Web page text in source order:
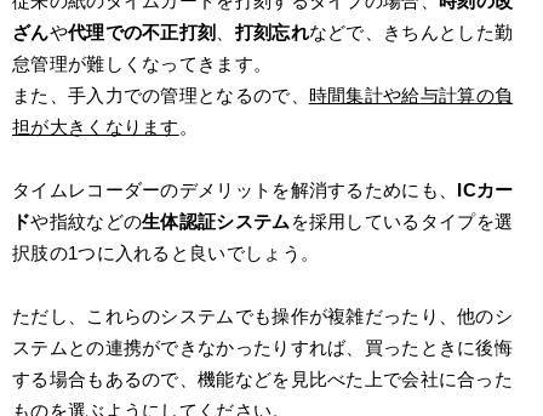
ざんや代理での不正打刻 、打刻忘れなどで、きちんとした勤
怠管理が難しくなってきます。
また、手入力での管理となるので、 時間集計や給与計算の負
担が大きくなります。
タイムレコーダーのデメリットを解消するためにも、
ICカー
ドや指紋などの生体認証システムを採用しているタイプを選
択肢の1つに入れると良いでしょう。
ただし、これらのシステムでも操作が複雑だったり、他のシ
ステムとの連携ができなかったりすれば、買ったときに後悔
する場合もあるので、機能などを見比べた上で会社に合った
ものを選ぶようにしてください。